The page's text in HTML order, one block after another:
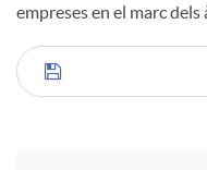
empreses en el marc
C